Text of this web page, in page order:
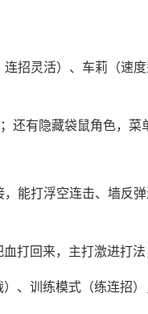
招灵活）、车莉（速
有隐藏袋鼠角色，菜
能打浮空连击、墙反
打回来，主打激进打法
、训练模式（练连招